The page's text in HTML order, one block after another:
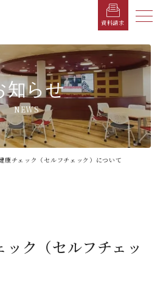
資料請求 メニ
メ
ニ
ュ
ー
を
閉
じ
る
紹介
人間発達学科 人間基礎学専
ル
ス
情報
定員
知らせ
NEWS
康チェック（セルフチェック）について
ック（セルフチェッ